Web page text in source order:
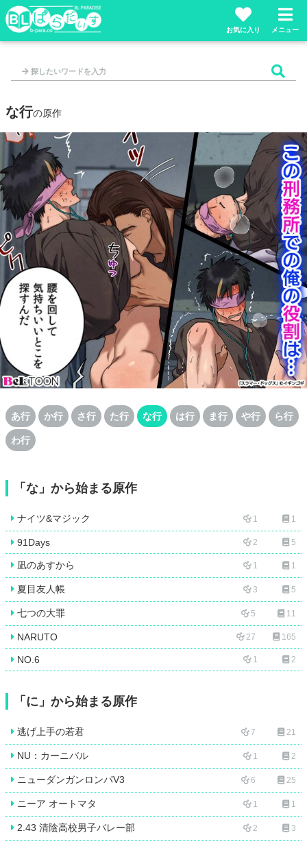
お気に入り メニュー
な行の原作
あ行 か行 さ行 た行 な行 は行 ま行 や行 ら行
わ行
「な」から始まる原作
ナイツ&マジック 1 1
91Days 2 5
凪のあすから 1 1
夏目友人帳 3 5
七つの大罪 5 11
NARUTO 27 165
NO.6 1 2
「に」から始まる原作
逃げ上手の若君 7 21
NU：カーニバル 1 2
ニューダンガンロンパV3 6 25
ニーア オートマタ 1 1
2.43 清陰高校男子バレー部 2 3